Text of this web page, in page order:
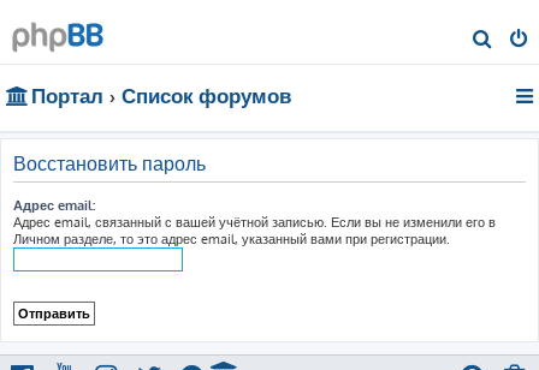
о
Портал Список форумов
Восстановить пароль
Адрес email:
Адрес email, связанный с вашей учётной записью. Если вы не изменили его в
Личном разделе, то это адрес email, указанный вами при регистрации.